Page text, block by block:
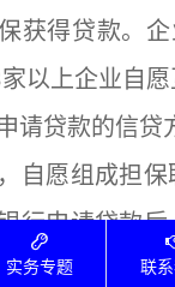
获得贷款。企
以上企业自
请贷款的信
自愿组成担
行申请贷款
担还款连带责
实务专题 联